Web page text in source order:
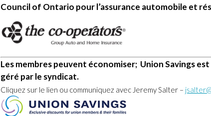
Council of Ontario pour l’assurance automobile et
Les membres peuvent économiser; Union Savings
géré par le syndicat.
Cliquez sur le lien ou communiquez avec Jeremy Salter –